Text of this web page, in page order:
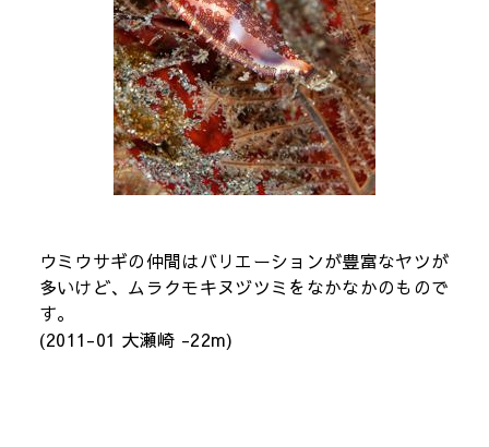
ウミウサギの仲間はバリエーションが豊富なヤツが
多いけど、ムラクモキヌヅツミをなかなかのもので
す。
(2011-01 大瀬崎 -22m)